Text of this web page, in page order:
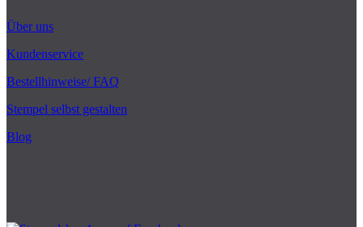
Über uns
Kundenservice
Bestellhinweise/ FAQ
Stempel selbst gestalten
Blog